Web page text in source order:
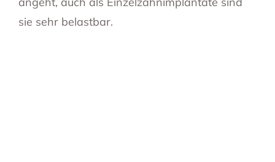
sie sehr belastbar.